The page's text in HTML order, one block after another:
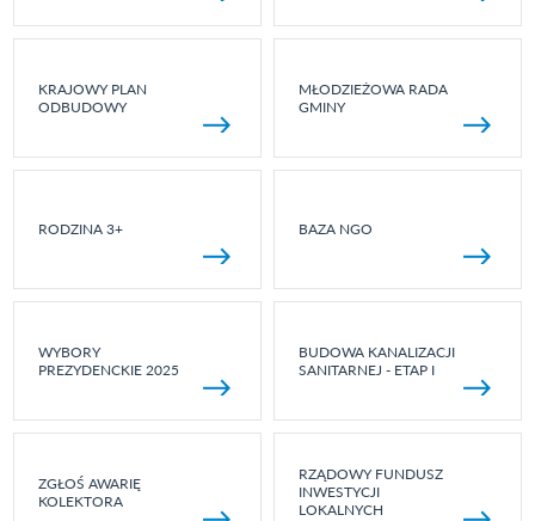
KRAJOWY PLAN
ODBUDOWY
MŁODZIEŻOWA RADA
GMINY
RODZINA 3+ BAZA NGO
WYBORY
PREZYDENCKIE 2025
BUDOWA KANALIZACJI
SANITARNEJ - ETAP I
ZGŁOŚ AWARIĘ
KOLEKTORA
RZĄDOWY FUNDUSZ
INWESTYCJI
LOKALNYCH